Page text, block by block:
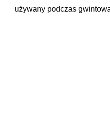
używany podczas